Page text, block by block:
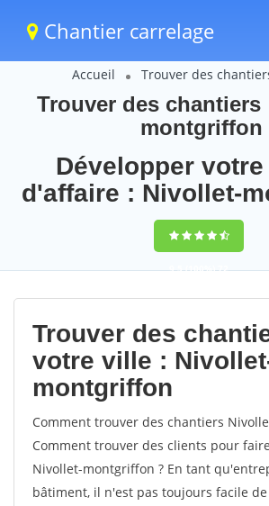
Chantier carrelage
Accueil Trouver des
Trouver des chantiers
montgriffon
Développer
d'affaire : Nivollet-
9,5(100%)72
votes
Trouver des
votre ville :
montgriffon
Comment trouver des chantiers
Comment trouver des clients pour
Nivollet-montgriffon ? En tant
bâtiment, il n'est pas toujours facile